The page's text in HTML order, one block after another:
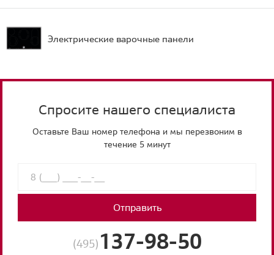
Электрические варочные панели
Спросите нашего специалиста
Оставьте Ваш номер телефона и мы перезвоним в
течение 5 минут
Отправить
(495) 137-98-50